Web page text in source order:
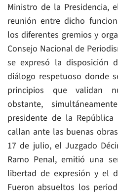
Ministro de la Presidencia,
reunión entre dicho
los diferentes gremios y
Consejo Nacional de
se expresó la disposición
diálogo respetuoso donde
principios que validan
obstante,
presidente de la
callan ante las buenas
17 de julio, el Juzgado
Ramo Penal, emitió una
libertad de expresión y el
Fueron absueltos los